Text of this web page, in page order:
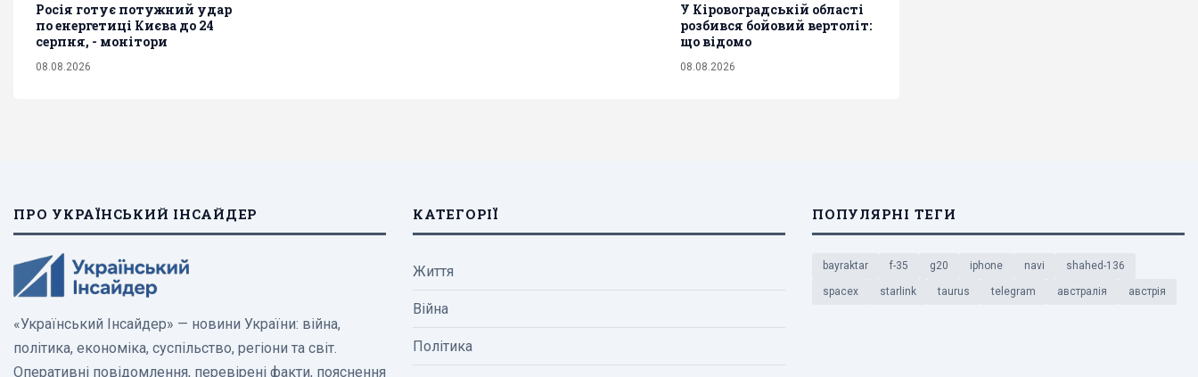
Росія готує потужний удар
по енергетиці Києва до 24
серпня, - монітори
08.08.2026
У Кіровоградській області
розбився бойовий вертоліт:
що відомо
08.08.2026
ПРО УКРАЇНСЬКИЙ ІНСАЙДЕР
«Український Інсайдер» — новини України: війна,
політика, економіка, суспільство, регіони та світ.
Оперативні повідомлення, перевірені факти, пояснення
КАТЕГОРІЇ
Життя
Війна
Політика
ПОПУЛЯРНІ ТЕГИ
bayraktar f-35 g20 iphone navi shahed-136
spacex starlink taurus telegram австралія австрія